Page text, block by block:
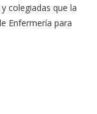
colegiadas que la
Enfermería para